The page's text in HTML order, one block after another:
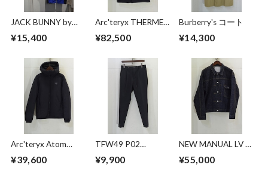
JACK BUNNY by
ップ付き セットア
¥15,400
Arc'teryx THERME
¥82,500
Burberry's コート
¥14,300
Arc'teryx Atom
¥39,600
TFW49 P02
¥9,900
NEW MANUAL LV T-
JACKET
¥55,000